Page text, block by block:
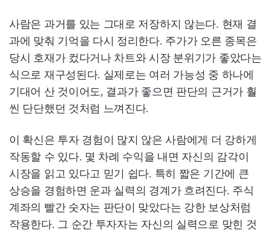
사람은 과거를 있는 그대로 저장하지 않는다. 현재 결
과에 맞춰 기억을 다시 정리한다. 주가가 오른 종목은
당시 호재가 컸다거나 차트와 시장 분위기가 좋았다는
식으로 재구성된다. 실제로는 여러 가능성 중 하나에
기대어 산 것이어도, 결과가 좋으면 판단의 근거가 훨
씬 단단했던 것처럼 느껴진다.
이 확신은 투자 경험이 많지 않은 사람에게 더 강하게
작동할 수 있다. 몇 차례 수익을 내면 자신의 감각이
시장을 읽고 있다고 믿기 쉽다. 특히 짧은 기간에 큰
상승을 경험하면 운과 실력의 경계가 흐려진다. 주식
계좌의 빨간 숫자는 판단이 맞았다는 강한 보상처럼
작용한다. 그 순간 투자자는 자신의 실력으로 맞힌 것